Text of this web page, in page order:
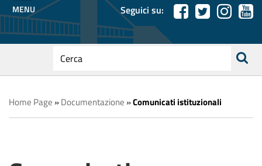
Seguici su:
testo
da
cercare
ricerca
Home Page »Documentazione »Comunicati istituzionali